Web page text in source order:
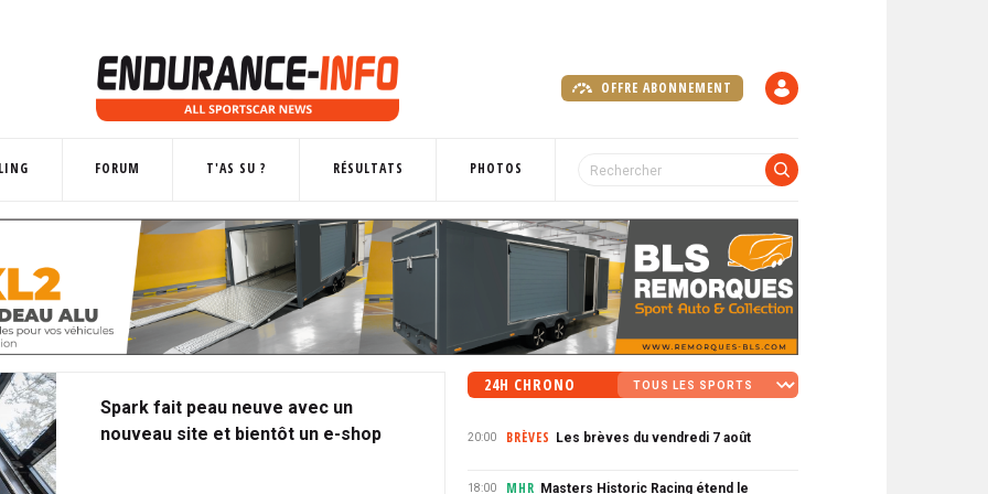
OFFRE ABONNEMENT
FORUM T'AS SU ? RÉSULTATS PHOTOS
Spark fait peau neuve avec un
nouveau site et bientôt un e-shop
24H CHRONO
20:00 BRÈVES Les brèves du vendredi 7 août
18:00 MHR Masters Historic Racing étend le